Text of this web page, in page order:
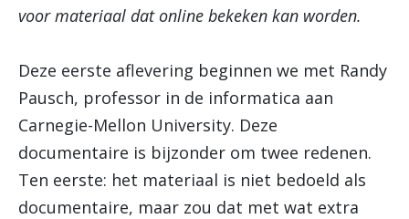
voor materiaal dat online bekeken kan worden.
Deze eerste aflevering beginnen we met Randy
Pausch, professor in de informatica aan
Carnegie-Mellon University. Deze
documentaire is bijzonder om twee redenen.
Ten eerste: het materiaal is niet bedoeld als
documentaire, maar zou dat met wat extra